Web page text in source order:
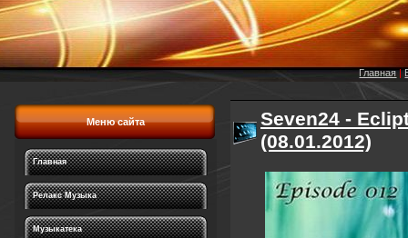
Главная|
Меню сайта
Главная
Релакс Музыка
Музыкатека
Seven24 -
(08.01.2012)